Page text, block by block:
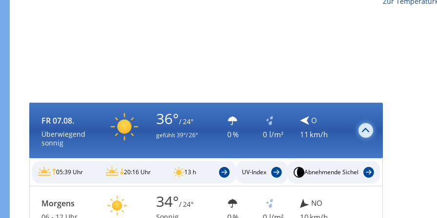
FR 07.08.
Überwiegend
sonnig
36°/ 24°
gefühlt39°/ 26° 0 % 0 l/m²
O
11 km/h
05:39 Uhr 20:16 Uhr 13 h UV-Index Abnehmende Sichel
Morgens 34°/ 24°
NO